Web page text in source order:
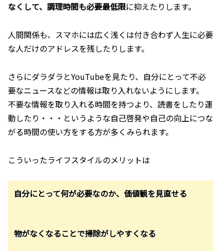
なくして、調理時間も必要最低限に抑えたりします。
人間関係も、スマホには広く浅くは付き合わず人生に必要
な人だけのアドレスを残したりします。
さらにダラダラとYouTubeを見たり、自分にとって不必
要なニュースなどの情報は取り入れないようにします。
不要な情報を取り入れる時間を持つより、読書をしたり運
動したり・・・というような自己啓発や自己の向上につな
がる時間の使い方をする方が多くみられます。
こういったライフスタイルのメリットは
自分にとって何が必要なのか、価値観を見直せる
物がなくなることで掃除がしやすくなる